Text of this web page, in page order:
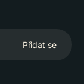
Přidat se